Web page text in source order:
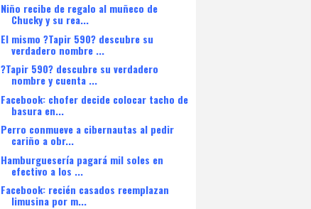
Niño recibe de regalo al muñeco de
Chucky y su rea...
El mismo ?Tapir 590? descubre su
verdadero nombre ...
?Tapir 590? descubre su verdadero
nombre y cuenta ...
Facebook: chofer decide colocar tacho de
basura en...
Perro conmueve a cibernautas al pedir
cariño a obr...
Hamburguesería pagará mil soles en
efectivo a los ...
Facebook: recién casados reemplazan
limusina por m...